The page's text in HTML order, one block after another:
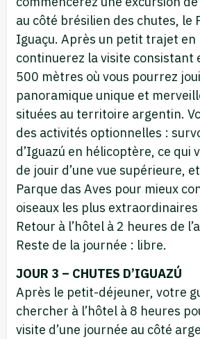
au côté brésilien des chutes, le
Iguaçu. Après un petit trajet en
continuerez la visite consistant
500 mètres où vous pourrez
panoramique unique et
situées au territoire argentin.
des activités optionnelles :
d’Iguazú en hélicoptère, ce qui
de jouir d’une vue supérieure,
Parque das Aves pour mieux
oiseaux les plus
Retour à l’hôtel à 2 heures de
Reste de la journée : libre.
JOUR 3 – CHUTES D’IGUAZÚ
Après le petit-déjeuner, votre
chercher à l’hôtel à 8 heures
visite d’une journée au côté